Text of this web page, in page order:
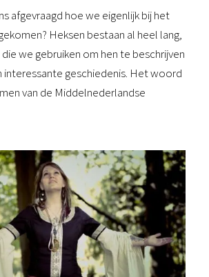
afgevraagd hoe we eigenlijk bij het
Heksen bestaan al heel lang,
we gebruiken om hen te beschrijven
interessante geschiedenis. Het woord
van de Middelnederlandse